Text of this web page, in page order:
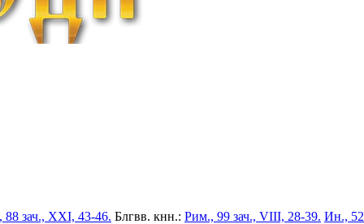
зач., XXI, 43-46. Блгвв. кнн.: Рим., 99 зач., VIII, 28-39. Ин.,